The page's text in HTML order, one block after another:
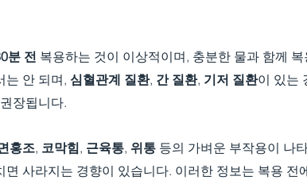
분 전 복용하는 것이 이상적이며, 충분한 물과 함께
는 안 되며, 심혈관계 질환, 간 질환, 기저 질환이 있는
장됩니다.
홍조, 코막힘, 근육통, 위통 등의 가벼운 부작용이 나
면 사라지는 경향이 있습니다. 이러한 정보는 복용 전